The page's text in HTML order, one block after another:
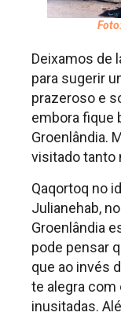
Deixamos de
para sugerir
prazeroso e
embora fique
Groenlândia.
visitado tanto
Qaqortoq no
Julianehab,
Groenlândia
pode pensar
que ao invés
te alegra
inusitadas.